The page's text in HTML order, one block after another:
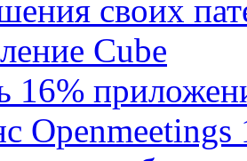
своих
Cube
16%
Openmeetings